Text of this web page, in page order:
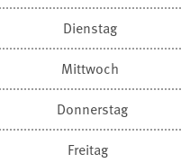
Dienstag
Mittwoch
Donnerstag
Freitag